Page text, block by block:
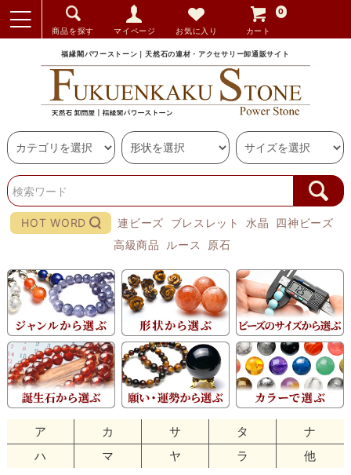
商品を探す マイページ お気に入り カート
0
福縁閣パワーストーン｜天然石の連材・アクセサリー卸通販サイト
HOT WORD 連ビーズ ブレスレット 水晶
四神ビーズ
高級商品
ルース 原石
ア カ サ タ
ナ
ハ
マ ヤ ラ 他